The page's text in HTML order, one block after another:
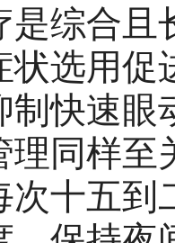
是综合
状选用
制快速
理同样
次十五